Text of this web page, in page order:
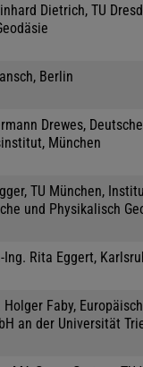
Dietrich, TU
Berlin
Drewes,
München
TU München,
und Physikalisch
Ing. Rita Eggert,
Holger Faby,
an der Universität